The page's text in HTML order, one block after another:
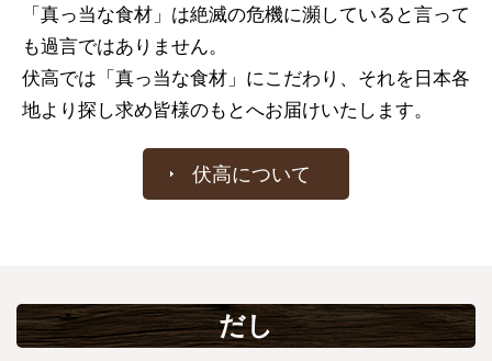
「真っ当な食材」は絶滅の危機に瀕していると言って
も過言ではありません。
伏高では「真っ当な食材」にこだわり、それを日本各
地より探し求め皆様のもとへお届けいたします。
伏高について
だし